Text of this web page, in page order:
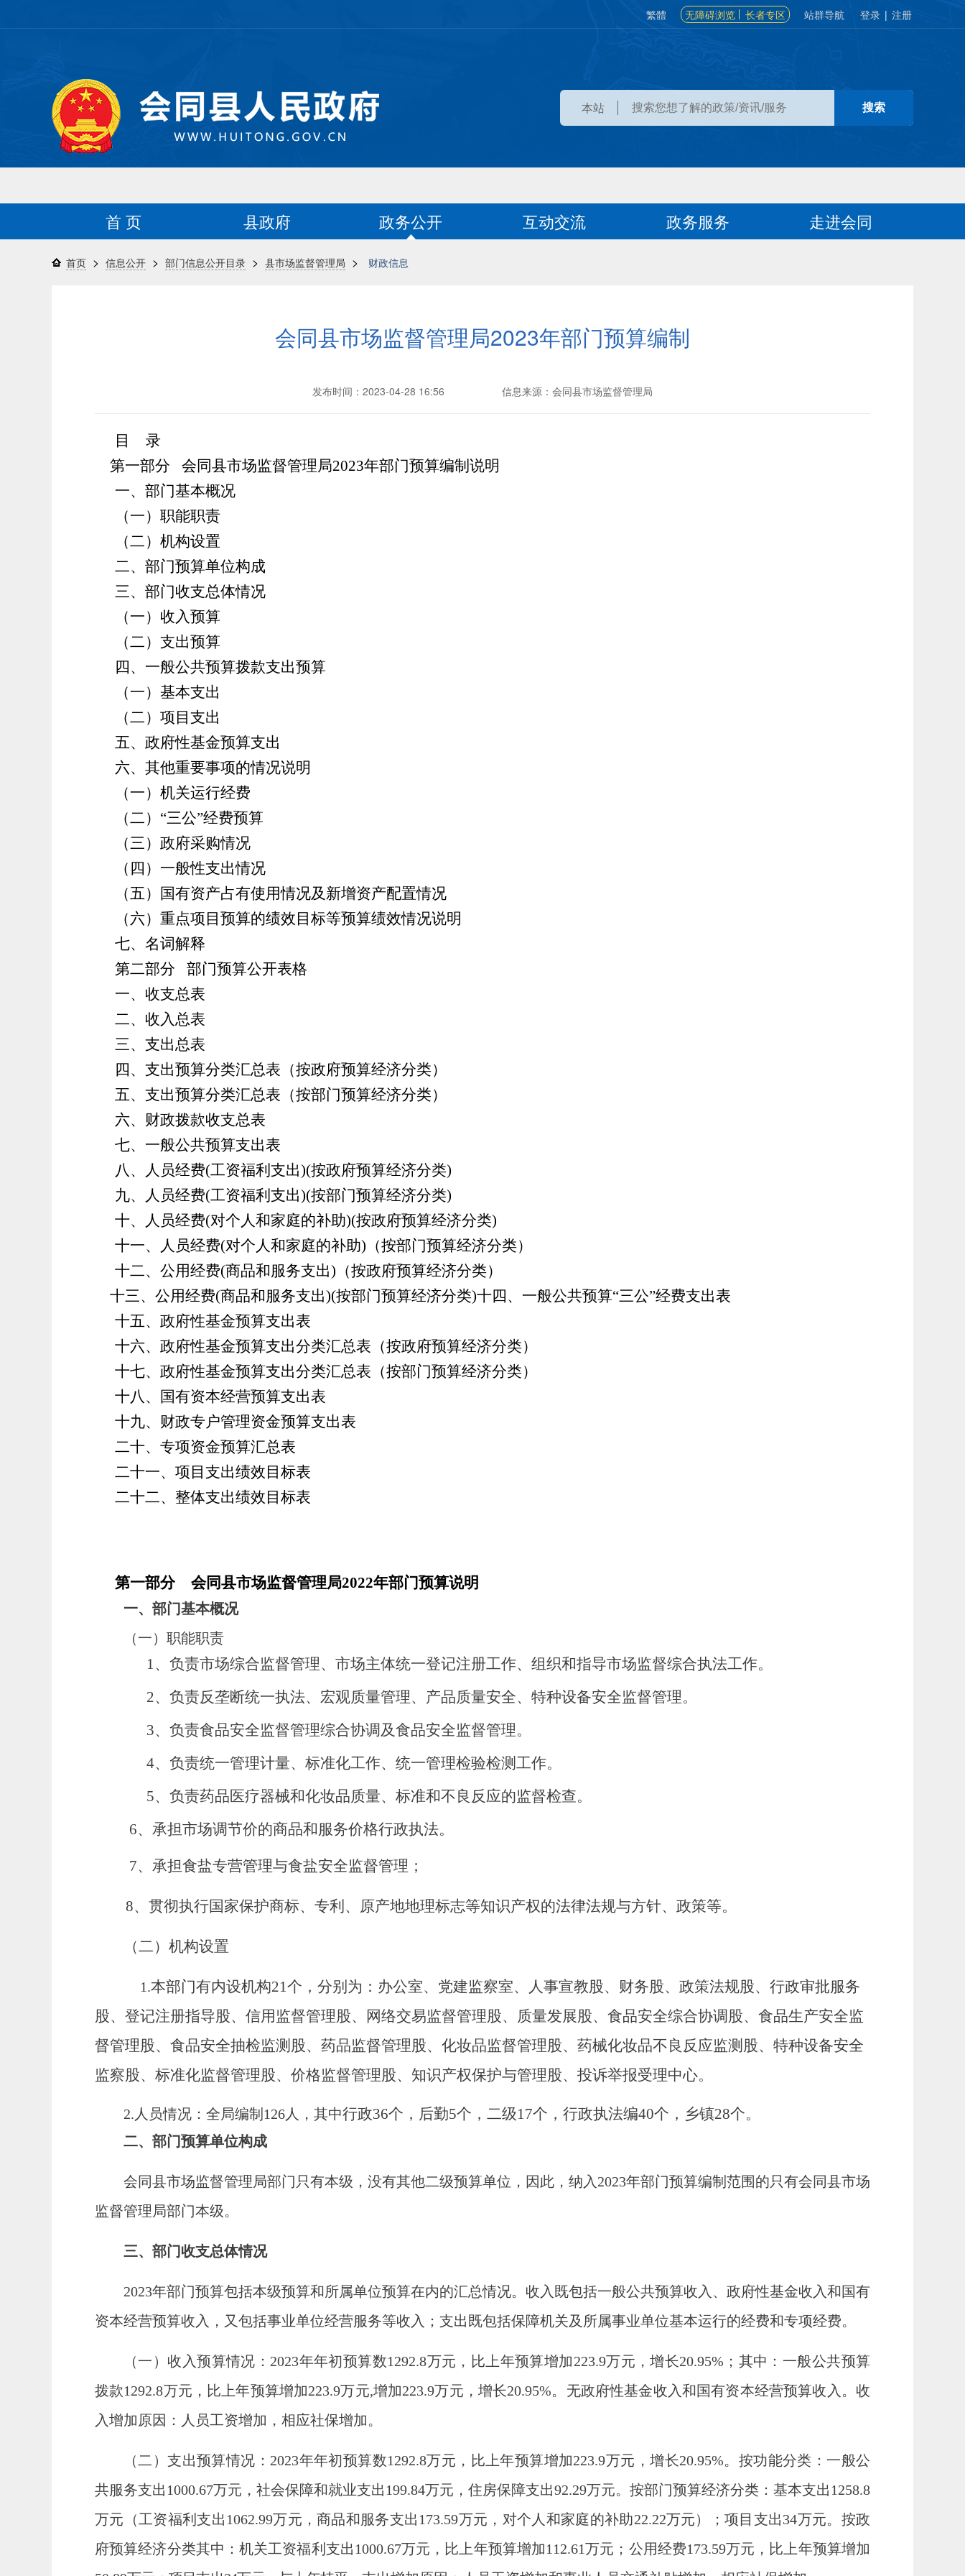
繁體 无障碍浏览 长者专区 站群导航 登录 | 注册
本站
首 页 县政府 政务公开 互动交流 政务服务 走进会同
首页 > 信息公开 > 部门信息公开目录 > 县市场监督管理局 > 财政信息
会同县市场监督管理局2023年部门预算编制
发布时间：2023-04-28 16:56 信息来源：会同县市场监督管理局
目
录
第一部分
会同县市场监督管理局2023年部门预算编制说明
一、部门基本概况
（一）职能职责
（二）机构设置
二、部门预算单位构成
三、部门收支总体情况
（一）收入预算
（二）支出预算
四、一般公共预算拨款支出预算
（一）基本支出
（二）项目支出
五、政府性基金预算支出
六、其他重要事项的情况说明
（一）机关运行经费
（二） “三公”经费预算
（三） 政府采购情况
（ 四 ）一般性支出情况
（五）国有资产占有使用情况及新增资产配置情况
（六）重点项目预算的绩效目标等预算绩效情况说明
七、名词解释
第二部分
部门预算公开表格
一、收支总表
二、收入总表
三、支出总表
四、 支出预算分类汇总表（按政府预算经济分类）
五、 支出预算分类汇总表（按部门预算经济分类）
六、 财政拨款收支总表
七、 一般公共预算支出表
八、
人员经费(工资福利支出)(按政府预算经济分类)
九、
人员经费(工资福利支出)(按部门预算经济分类)
十、
人员经费(对个人和家庭的补助)(按政府预算经济分类)
十一、
人员经费(对个人和家庭的补助)（按部门预算经济分类）
十二、 公用经费(商品和服务支出)（按政府预算经济分类）
十三、公用经费(商品和服务支出)(按部门预算经济分类)十四、一般公共预算“三公”经费支出表
十五、政府性基金预算支出表
十六、政府性基金预算支出分类汇总表（按政府预算经济分类）
十七、政府性基金预算支出分类汇总表（按部门预算经济分类）
十八、国有资本经营预算支出表
十九、财政专户管理资金预算支出表
二十、专项资金预算汇总表
二十一、项目支出绩效目标表
二十二、整体支出绩效目标表
第一部分 会同县市场监督管理局2022年部门预算说明
一、部门基本概况
（一）职能职责
1、负责市场综合监督管理、市场主体统一登记注册工作、组织和指导市场监督综合执法工作。
2、负责反垄断统一执法、宏观质量管理、产品质量安全、特种设备安全监督管理。
3、负责食品安全监督管理综合协调及食品安全监督管理。
4、负责统一管理计量、标准化工作、统一管理检验检测工作。
5、负责药品医疗器械和化妆品质量、标准和不良反应的监督检查。
6、承担市场调节价的商品和服务价格行政执法。
7、承担食盐专营管理与食盐安全监督管理；
8、贯彻执行国家保护商标、专利、原产地地理标志等知识产权的法律法规与方针、政策等。
（二）机构设置
1.本部门有内设机构21个，分别为： 办公室、党建监察室、人事宣教股、财务股、政策法规股、行政审批服务
股、登记注册指导股、信用监督管理股、网络交易监督管理股、质量发展股、食品安全综合协调股、食品生产安全监
督管理股、食品安全抽检监测股、药品监督管理股、化妆品监督管理股、药械化妆品不良反应监测股、特种设备安全
监察股、标准化监督管理股、价格监督管理股、知识产权保护与管理股、投诉举报受理中心。
2.人员情况：全局编制126人，其中行政36个，后勤5个，二级17个，行政执法编40个，乡镇28个。
二、部门预算单位构成
会同县市场监督管理局部门只有本级，没有其他二级预算单位，因此，纳入 2023年部门预算编制范围的只有会同县市场
监督管理局部门本级。
三、部门收支总体情况
2023年部门预算包括本级预算和所属单位预算在内的汇总情况。收入既包括一般公共预算收入、政府性基金收入和国有
资本经营预算收入，又包括事业单位经营服务等收入；支出既包括保障机关及所属事业单位基本运行的经费和专项经费。
（一）收入预算情况： 2023年年初预算数1292.8万元，比上年预算增加223.9万元，增长20.95%；其中：一般公共预算
拨款1292.8万元，比上年预算增加223.9万元,增加223.9万元，增长20.95%。无政府性基金收入和国有资本经营预算收入。收
入增加原因：人员工资增加，相应社保增加。
（二）支出预算情况： 2023年年初预算数1292.8万元，比上年预算增加223.9万元，增长20.95%。按功能分类：一般公
共服务支出1000.67万元，社会保障和就业支出199.84万元，住房保障支出92.29万元。按部门预算经济分类：基本支出1258.8
万元（工资福利支出1062.99万元，商品和服务支出173.59万元，对个人和家庭的补助22.22万元）；项目支出34万元。按政
府预算经济分类其中：机关工资福利支出1000.67万元，比上年预算增加112.61万元；公用经费173.59万元，比上年预算增加